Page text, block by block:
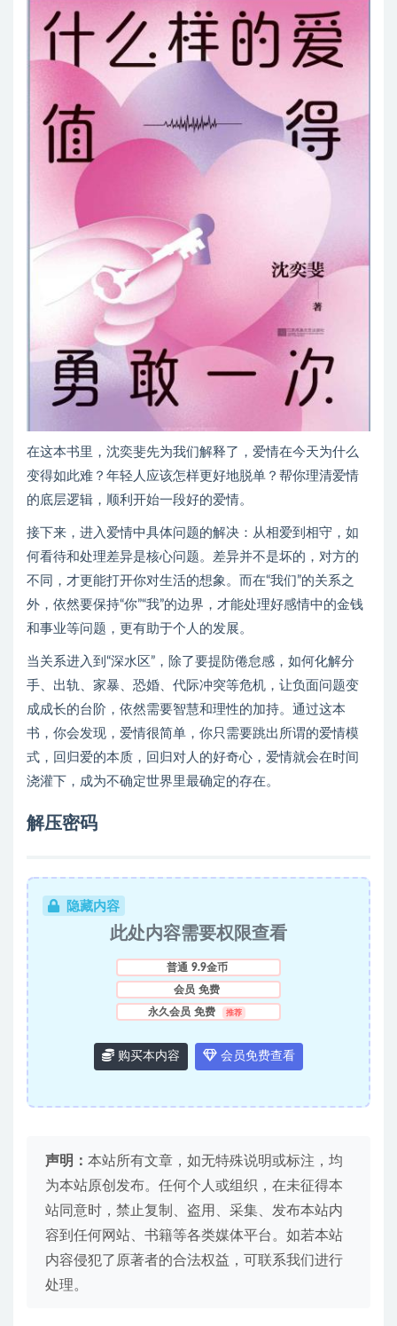
在这本书里，沈奕斐先为我们解释了，爱情在今天为什么
变得如此难？年轻人应该怎样更好地脱单？帮你理清爱情
的底层逻辑，顺利开始一段好的爱情。
接下来，进入爱情中具体问题的解决：从相爱到相守，如
何看待和处理差异是核心问题。差异并不是坏的，对方的
不同，才更能打开你对生活的想象。而在“我们”的关系之
外，依然要保持“你”“我”的边界，才能处理好感情中的金钱
和事业等问题，更有助于个人的发展。
当关系进入到“深水区”，除了要提防倦怠感，如何化解分
手、出轨、家暴、恐婚、代际冲突等危机，让负面问题变
成成长的台阶，依然需要智慧和理性的加持。通过这本
书，你会发现，爱情很简单，你只需要跳出所谓的爱情模
式，回归爱的本质，回归对人的好奇心，爱情就会在时间
浇灌下，成为不确定世界里最确定的存在。
解压密码
隐藏内容
此处内容需要权限查看
普通 9.9金币
会员 免费
永久会员 免费 推荐
购买本内容 会员免费查看
声明： 本站所有文章，如无特殊说明或标注，均
为本站原创发布。任何个人或组织，在未征得本
站同意时，禁止复制、盗用、采集、发布本站内
容到任何网站、书籍等各类媒体平台。如若本站
内容侵犯了原著者的合法权益，可联系我们进行
处理。